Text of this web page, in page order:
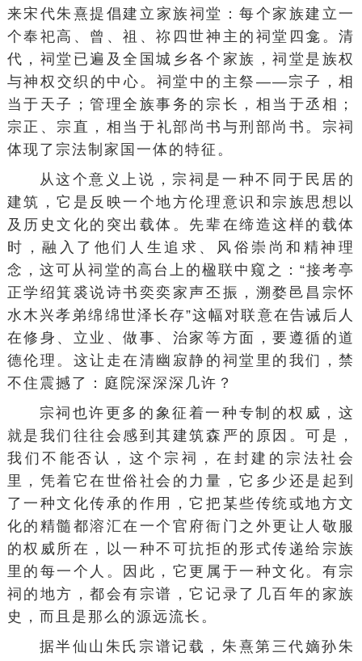
来宋代朱熹提倡建立 家族祠堂 ：每个家族建立一
个奉祀高、曾、祖、祢四世神主的祠堂四龛。清
代，祠堂已遍及全国城乡各个家族，祠堂是族权
与神权交织的中心。祠堂中的主祭——宗子 ，相
当于天子；管理全族事务的宗长，相当于丞相；
宗正、宗直，相当于礼部尚书 与刑部尚书 。宗祠
体现了 宗法制 家国一体的特征。
从这个意义上说，宗祠是一种不同于民居的
建筑，它是反映一个地方伦理意识和宗族思想以
及历史文化的突出载体。先辈在缔造这样的载体
时，融入了他们人生追求、风俗崇尚和精神理
念，这可从祠堂的高台上的楹联中窥之：“接考亭
正学绍箕裘说诗书奕奕家声丕振，溯婺邑昌宗怀
水木兴孝弟绵绵世泽长存”这幅对联意在告诫后人
在修身、立业、做事、治家等方面，要遵循的道
德伦理。这让走在清幽寂静的祠堂里的我们，禁
不住震撼了：庭院深深深几许？
宗祠也许更多的象征着一种专制的权威，这
就是我们往往会感到其建筑森严的原因。可是，
我们不能否认，这个宗祠，在封建的 宗法社会
里，凭着它在世俗社会的力量，它多少还是起到
了一种文化传承的作用，它把某些传统或地方文
化的精髓都溶汇在一个官府衙门之外更让人敬服
的权威所在，以一种不可抗拒的形式传递给宗族
里的每一个人。因此，它更属于一种文化。有宗
祠的地方，都会有宗谱，它记录了几百年的家族
史，而且是那么的源远流长。
据半仙山朱氏宗谱记载，朱熹第三代嫡孙朱